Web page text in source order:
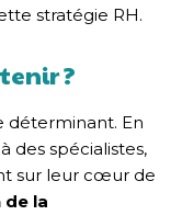
stratégie RH.
?
déterminant. En
des spécialistes,
sur leur cœur de
la